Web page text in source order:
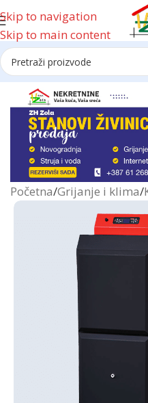
Skip to navigation
Skip to main content
Reklama
Početna/Grijanje i klima/